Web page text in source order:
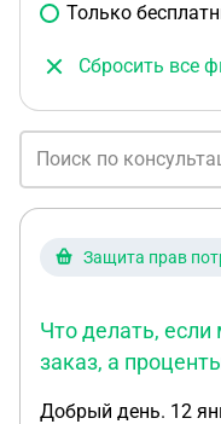
Только
Сбросить все
Защита прав
Что делать,
заказ, а
Добрый день. 12 января мной был оформлен